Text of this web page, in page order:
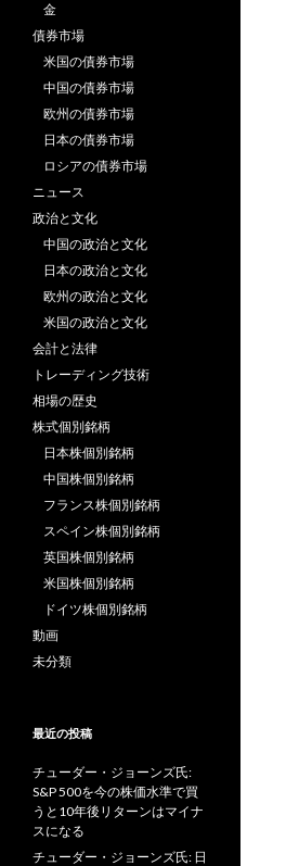
金
債券市場
米国の債券市場
中国の債券市場
欧州の債券市場
日本の債券市場
ロシアの債券市場
ニュース
政治と文化
中国の政治と文化
日本の政治と文化
欧州の政治と文化
米国の政治と文化
会計と法律
トレーディング技術
相場の歴史
株式個別銘柄
日本株個別銘柄
中国株個別銘柄
フランス株個別銘柄
スペイン株個別銘柄
英国株個別銘柄
米国株個別銘柄
ドイツ株個別銘柄
動画
未分類
最近の投稿
チューダー・ジョーンズ氏:
S&P 500を今の株価水準で買
うと10年後リターンはマイナ
スになる
チューダー・ジョーンズ氏: 日